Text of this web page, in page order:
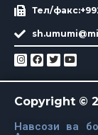
Тел/
Copyright ©
Навсози ва